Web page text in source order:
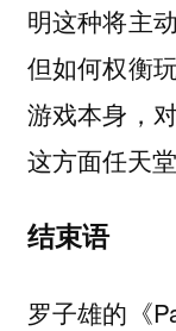
明这种将主
但如何权衡
游戏本身，
这方面任天
结束语
罗子雄的《